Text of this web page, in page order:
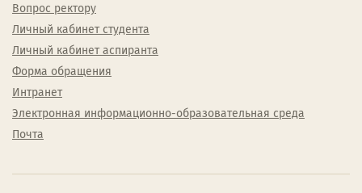
Вопрос ректору
Личный кабинет студента
Личный кабинет аспиранта
Форма обращения
Интранет
Электронная информационно-образовательная среда
Почта